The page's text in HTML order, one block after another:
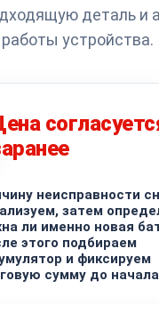
деталь и
устройства.
неисправности
затем
ли именно новая
этого подбираем
и фиксируем
сумму до